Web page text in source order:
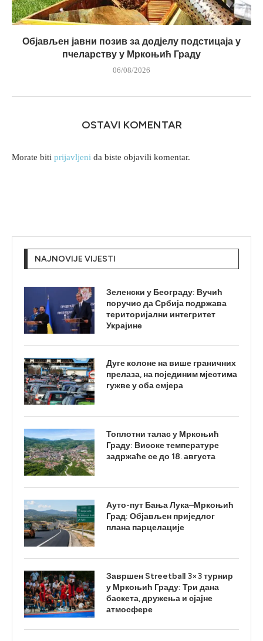
Објављен јавни позив за додјелу подстицаја у
пчеларству у Мркоњић Граду
06/08/2026
OSTAVI KOMENTAR
Morate biti prijavljeni da biste objavili komentar.
NAJNOVIJE VIJESTI
Зеленски у Београду: Вучић
поручио да Србија подржава
територијални интегритет
Украјине
Дуге колоне на више граничних
прелаза, на појединим мјестима
гужве у оба смјера
Топлотни талас у Мркоњић
Граду: Високе температуре
задржаће се до 18. августа
Ауто-пут Бања Лука–Мркоњић
Град: Објављен приједлог
плана парцелације
Завршен Streetball 3×3 турнир
у Мркоњић Граду: Три дана
баскета, дружења и сјајне
атмосфере